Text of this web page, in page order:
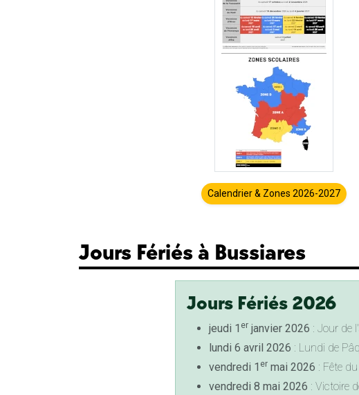
Calendrier & Zones 2026-2027
Jours Fériés à Bussiares
Jours Fériés 2026
jeudi 1 erjanvier 2026 : Jour de
lundi 6 avril 2026 : Lundi de
vendredi 1 ermai 2026 : Fête
vendredi 8 mai 2026 : Victoire